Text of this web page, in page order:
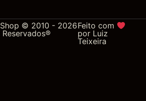
© 2010 - 2026Feito com
por Luiz
Teixeira